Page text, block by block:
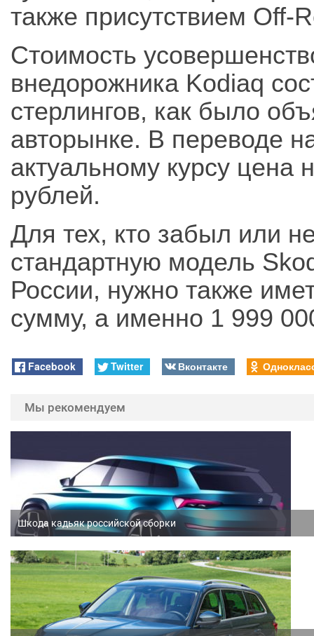
также присутствием Off-
Стоимость
внедорожника Kodiaq
стерлингов, как было
авторынке. В переводе
актуальному курсу цена
рублей.
Для тех, кто забыл или
стандартную модель
России, нужно также
сумму, а именно 1 999
Facebook Twitter Вконтакте
Мы рекомендуем
Шкода кадьяк российской сборки